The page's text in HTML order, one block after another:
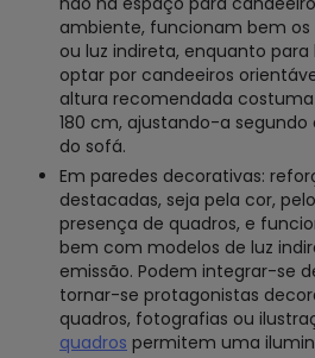
ambiente, funcionam bem
ou luz indireta, enquanto
optar por candeeiros
altura recomendada
180 cm, ajustando-a
do sofá.
Em paredes decorativas:
destacadas, seja pela cor,
presença de quadros, e
bem com modelos de luz
emissão. Podem integrar-se
tornar-se protagonistas
quadros, fotografias ou
quadros permitem uma